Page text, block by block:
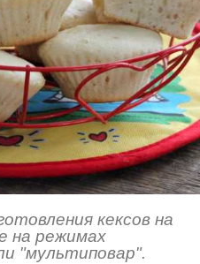
кексов на
на режимах
"мультиповар".